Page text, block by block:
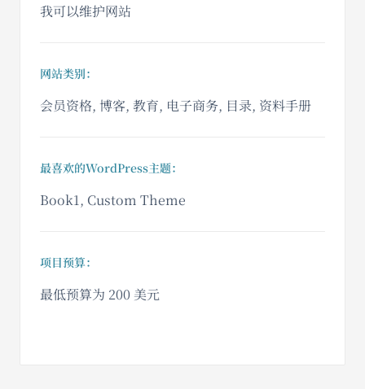
我可以维护网站
网站类别：
会员资格, 博客, 教育, 电子商务, 目录, 资料手册
最喜欢的WordPress主题：
Book1, Custom Theme
项目预算：
最低预算为 200 美元